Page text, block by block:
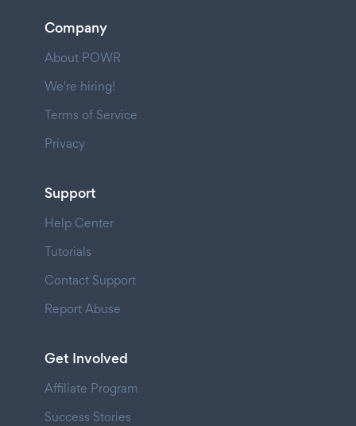
Company
About POWR
We're hiring!
Terms of Service
Privacy
Support
Help Center
Tutorials
Contact Support
Report Abuse
Get Involved
Affiliate Program
Success Stories